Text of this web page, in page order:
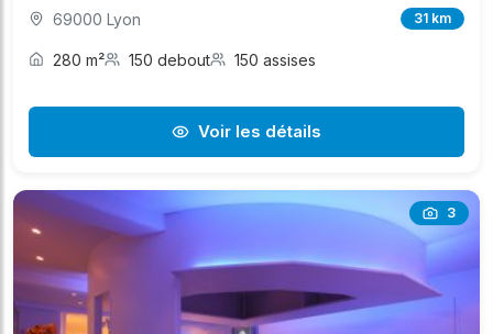
69000 Lyon 31 km
280 m² 150 debout 150 assises
Voir les détails
3